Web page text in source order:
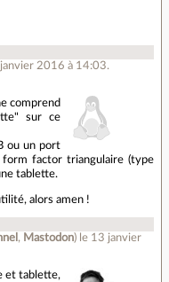
janvier 2016 à 14:03.
comprend
sur ce
ou un port
factor triangulaire (type
tablette.
alors amen !
, Mastodon) le 13 janvier
et tablette,